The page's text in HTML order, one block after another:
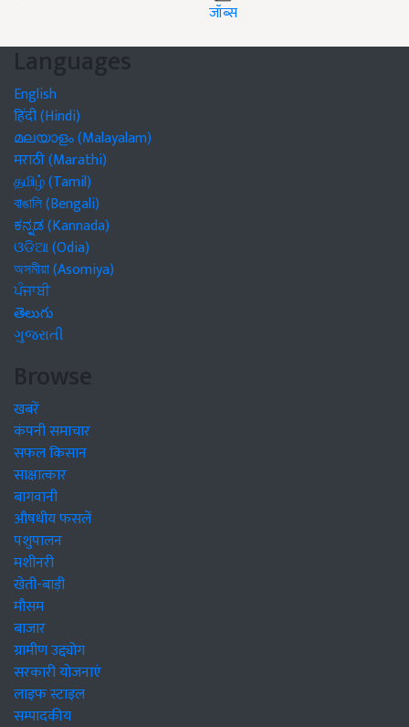
जॉब्स
Languages
English
हिंदी (Hindi)
മലയാളം (Malayalam)
मराठी (Marathi)
தமிழ் (Tamil)
বাঙালি (Bengali)
ಕನ್ನಡ (Kannada)
ଓଡିଆ (Odia)
অসমীয়া (Asomiya)
ਪੰਜਾਬੀ
తెలుగు
ગુજરાતી
Browse
खबरें
कंपनी समाचार
सफल किसान
साक्षात्कार
बागवानी
औषधीय फसलें
पशुपालन
मशीनरी
खेती-बाड़ी
मौसम
बाजार
ग्रामीण उद्द्योग
सरकारी योजनाएं
लाइफ स्टाइल
सम्पादकीय